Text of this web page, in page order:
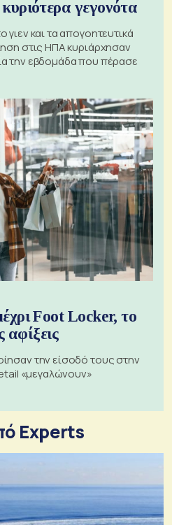
γεγονότα
και τα απογοητευτικά
στις ΗΠΑ κυριάρχησαν
την εβδομάδα που πέρασε
Foot Locker, το
την είσοδό τους στην
«μεγαλώνουν»
Experts